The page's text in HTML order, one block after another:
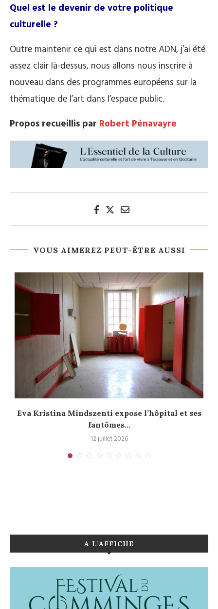
Quel est le devenir de votre politique
culturelle ?
Outre maintenir ce qui est dans notre ADN, j’ai été
assez clair là-dessus, nous allons nous inscrire à
nouveau dans des programmes européens sur la
thématique de l’art dans l’espace public.
Propos recueillis par Robert Pénavayre
VOUS AIMEREZ PEUT-ÊTRE AUSSI
Eva Kristina Mindszenti expose l’hôpital et ses
fantômes...
12 juillet 2026
A L’AFFICHE